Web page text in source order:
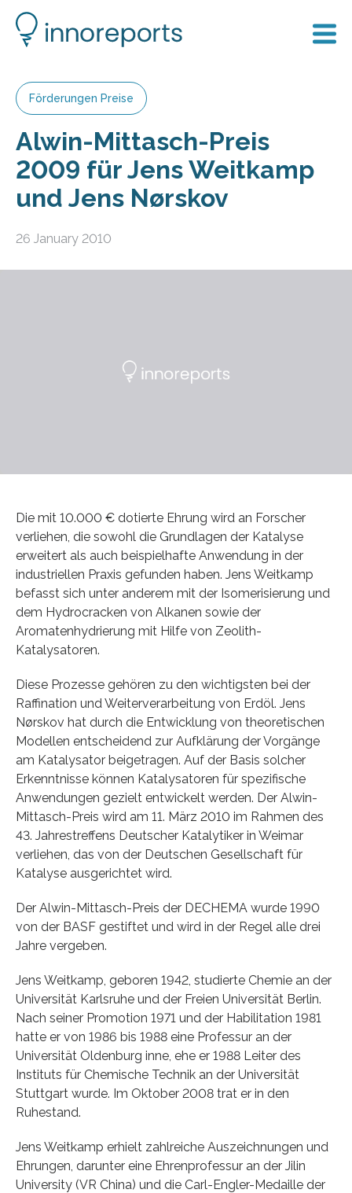
Förderungen Preise
Alwin-Mittasch-Preis
2009 für Jens Weitkamp
und Jens Nørskov
26 January 2010
Die mit 10.000 € dotierte Ehrung wird an Forscher
verliehen, die sowohl die Grundlagen der Katalyse
erweitert als auch beispielhafte Anwendung in der
industriellen Praxis gefunden haben. Jens Weitkamp
befasst sich unter anderem mit der Isomerisierung und
dem Hydrocracken von Alkanen sowie der
Aromatenhydrierung mit Hilfe von Zeolith-
Katalysatoren.
Diese Prozesse gehören zu den wichtigsten bei der
Raffination und Weiterverarbeitung von Erdöl. Jens
Nørskov hat durch die Entwicklung von theoretischen
Modellen entscheidend zur Aufklärung der Vorgänge
am Katalysator beigetragen. Auf der Basis solcher
Erkenntnisse können Katalysatoren für spezifische
Anwendungen gezielt entwickelt werden. Der Alwin-
Mittasch-Preis wird am 11. März 2010 im Rahmen des
43. Jahrestreffens Deutscher Katalytiker in Weimar
verliehen, das von der Deutschen Gesellschaft für
Katalyse ausgerichtet wird.
Der Alwin-Mittasch-Preis der DECHEMA wurde 1990
von der BASF gestiftet und wird in der Regel alle drei
Jahre vergeben.
Jens Weitkamp, geboren 1942, studierte Chemie an der
Universität Karlsruhe und der Freien Universität Berlin.
Nach seiner Promotion 1971 und der Habilitation 1981
hatte er von 1986 bis 1988 eine Professur an der
Universität Oldenburg inne, ehe er 1988 Leiter des
Instituts für Chemische Technik an der Universität
Stuttgart wurde. Im Oktober 2008 trat er in den
Ruhestand.
Jens Weitkamp erhielt zahlreiche Auszeichnungen und
Ehrungen, darunter eine Ehrenprofessur an der Jilin
University (VR China) und die Carl-Engler-Medaille der